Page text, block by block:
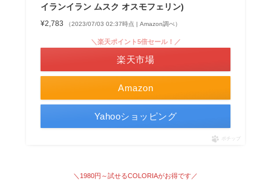
イランイラン ムスク オスモフェリン)
¥2,783 （2023/07/03 02:37時点 | Amazon調べ）
Amazon
＼楽天ポイント5倍セール！／
楽天市場
Yahooショッピング
ポチップ
＼1980円～試せるCOLORIAがお得です ／